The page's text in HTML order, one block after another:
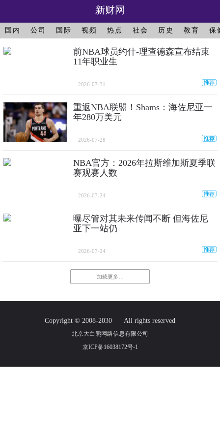
新财网
国内 公司 国际 视频 热点 社会 历史 教育 保
前NBA球员约什-理查德森宣布结束
11年职业生
2026-07-31
重返NBA联盟！Shams：海佐尼亚一
年280万美元
2026-07-28
NBA官方：2026年拉斯维加斯夏季联
赛观赛人数
2026-07-24
曝尽管对其未来传闻不断 但海佐尼
亚下一站仍
2026-07-24
加载更多…
Copyright © 2008-2030 All rights reserved
北京大白熊网络信息有限公司
京ICP备16038172号-1